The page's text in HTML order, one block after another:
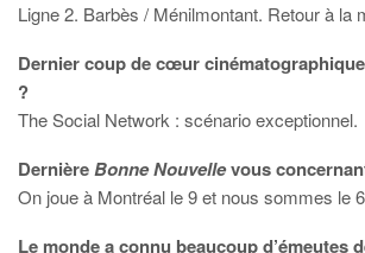
Ligne 2. Barbès / Ménilmontant. Retour à la
Dernier coup de cœur
?
The Social Network : scénario exceptionnel.
DernièreBonne Nouvellevous
On joue à Montréal le 9 et nous sommes le
Le monde a connu beaucoup d’émeutes